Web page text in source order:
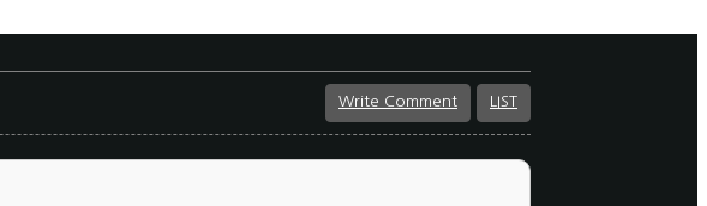
Write Comment LIST